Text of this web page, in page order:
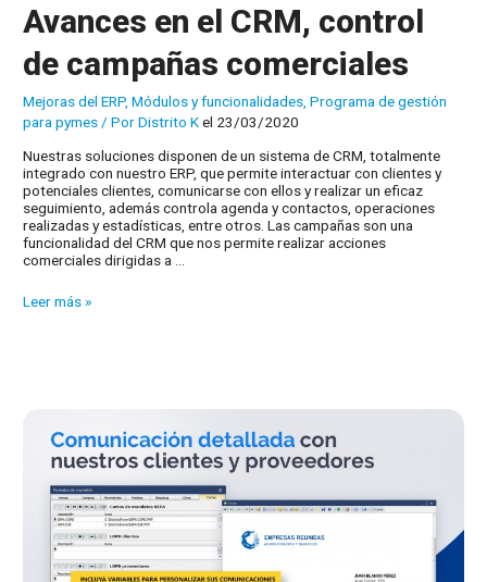
Avances en el CRM, control
de campañas comerciales
Mejoras del ERP,Módulos y funcionalidades ,Programa de gestión
para pymes / PorDistrito Kel 23/03/2020
Nuestras soluciones disponen de un sistema de CRM, totalmente
integrado con nuestro ERP, que permite interactuar con clientes y
potenciales clientes, comunicarse con ellos y realizar un eficaz
seguimiento, además controla agenda y contactos, operaciones
realizadas y estadísticas, entre otros. Las campañas son una
funcionalidad del CRM que nos permite realizar acciones
comerciales dirigidas a …
Avances
Leer más »